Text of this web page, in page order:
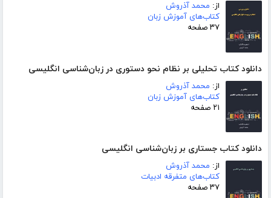
از: محمد آذروش
کتاب‌های آموزش زبان
۳۷ صفحه
دانلود کتاب تحلیلی بر نظام نحو دستوری در زبان‌شناسی انگلیسی
از: محمد آذروش
کتاب‌های آموزش زبان
۲۱ صفحه
دانلود کتاب جستاری بر زبان‌شناسی انگلیسی
از: محمد آذروش
کتاب‌های متفرقه ادبیات
۳۷ صفحه